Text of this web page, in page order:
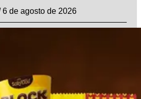
6 de agosto de 2026